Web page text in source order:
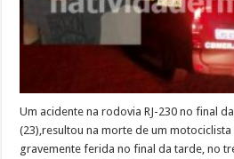
Um acidente na rodovia RJ-230 no final
(23),resultou na morte de um
gravemente ferida no final da tarde, no